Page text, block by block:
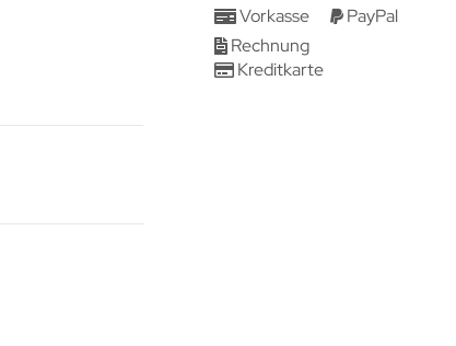
Vorkasse
PayPal
Rechnung
Kreditkarte